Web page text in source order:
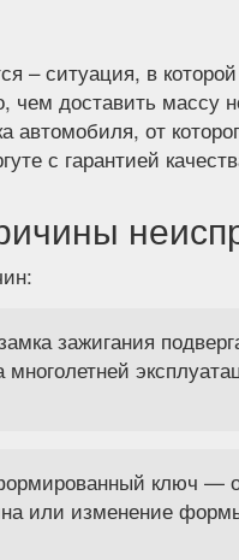
– ситуация, в
доставить
от
с гарантией
зажигания
ключ —
или изменение